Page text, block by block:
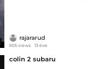
rajararud
505 views 13 éve
colin 2 subaru